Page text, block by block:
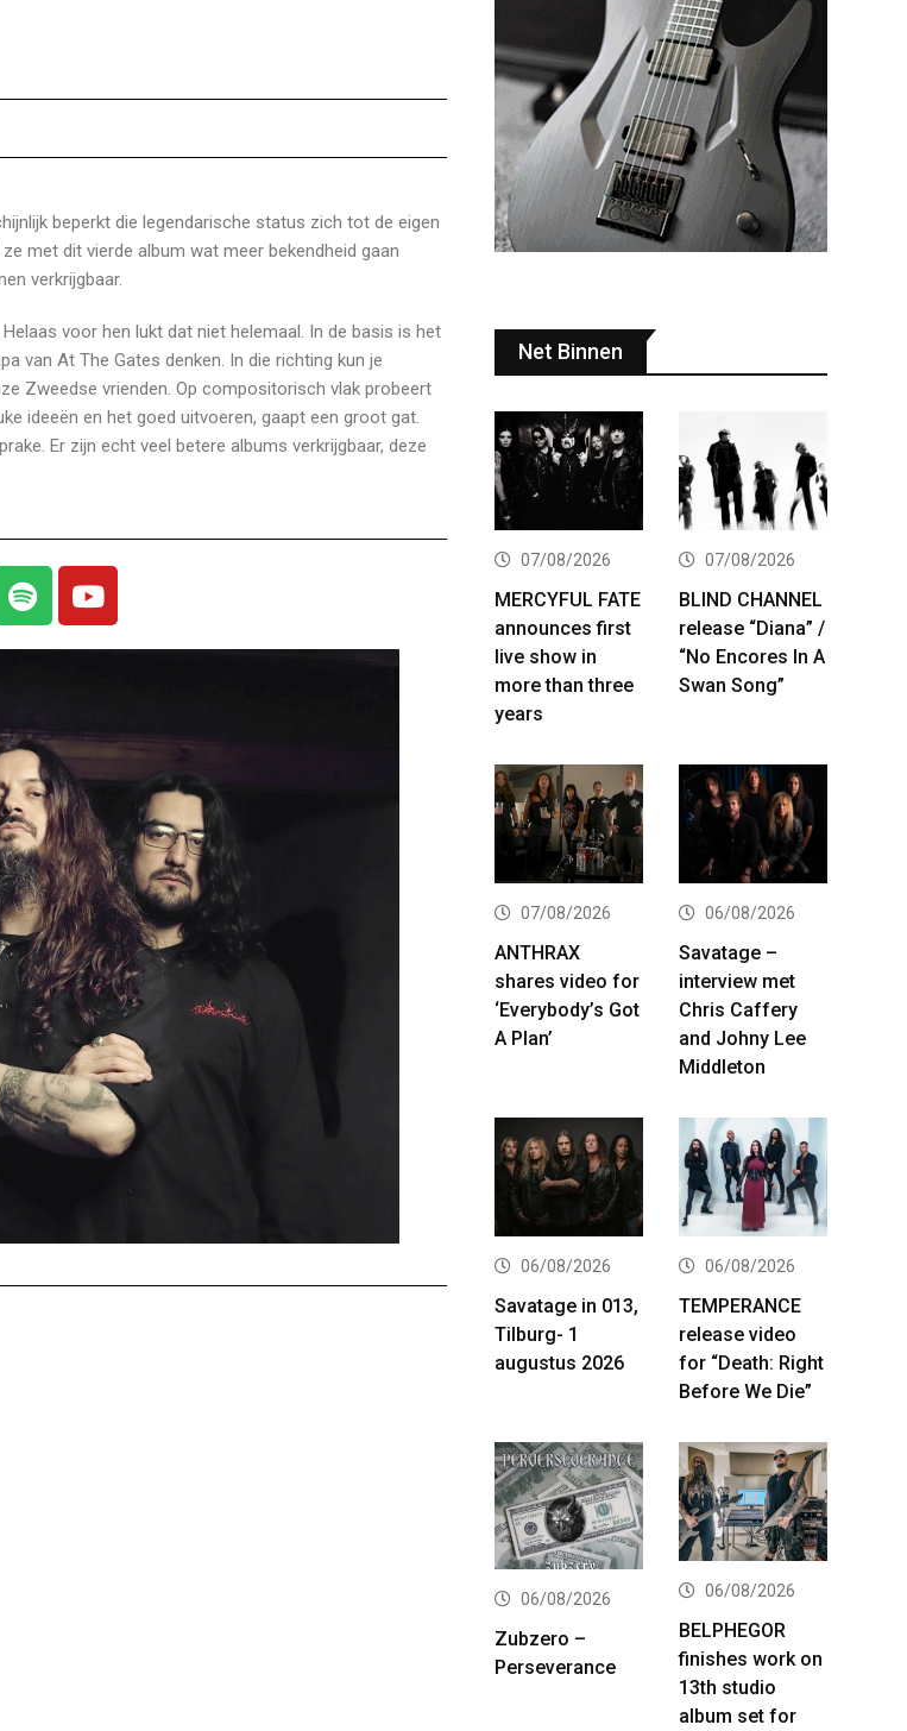
beperkt die legendarische status zich tot de eigen
met dit vierde album wat meer bekendheid gaan
verkrijgbaar.
voor hen lukt dat niet helemaal. In de basis is het
van At The Gates denken. In die richting kun je
Zweedse vrienden. Op compositorisch vlak probeert
ideeën en het goed uitvoeren, gaapt een groot gat.
Er zijn echt veel betere albums verkrijgbaar, deze
Net Binnen
07/08/2026
MERCYFUL FATE
announces first
live show in
more than three
years
07/08/2026
BLIND CHANNEL
release “Diana” /
“No Encores In A
Swan Song”
07/08/2026
ANTHRAX
shares video for
‘Everybody’s Got
A Plan’
06/08/2026
Savatage –
interview met
Chris Caffery
and Johny Lee
Middleton
06/08/2026
Savatage in 013,
Tilburg- 1
augustus 2026
06/08/2026
TEMPERANCE
release video
for “Death: Right
Before We Die”
06/08/2026
Zubzero –
Perseverance
06/08/2026
BELPHEGOR
finishes work on
13th studio
album set for